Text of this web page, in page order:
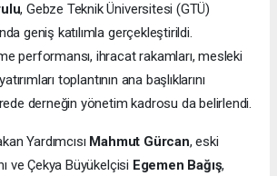
, Gebze Teknik Üniversitesi (GTÜ)
geniş katılımla gerçekleştirildi.
performansı, ihracat rakamları, mesleki
toplantının ana başlıklarını
derneğin yönetim kadrosu da belirlendi.
Yardımcısı Mahmut Gürcan, eski
ve Çekya Büyükelçisi Egemen Bağış,